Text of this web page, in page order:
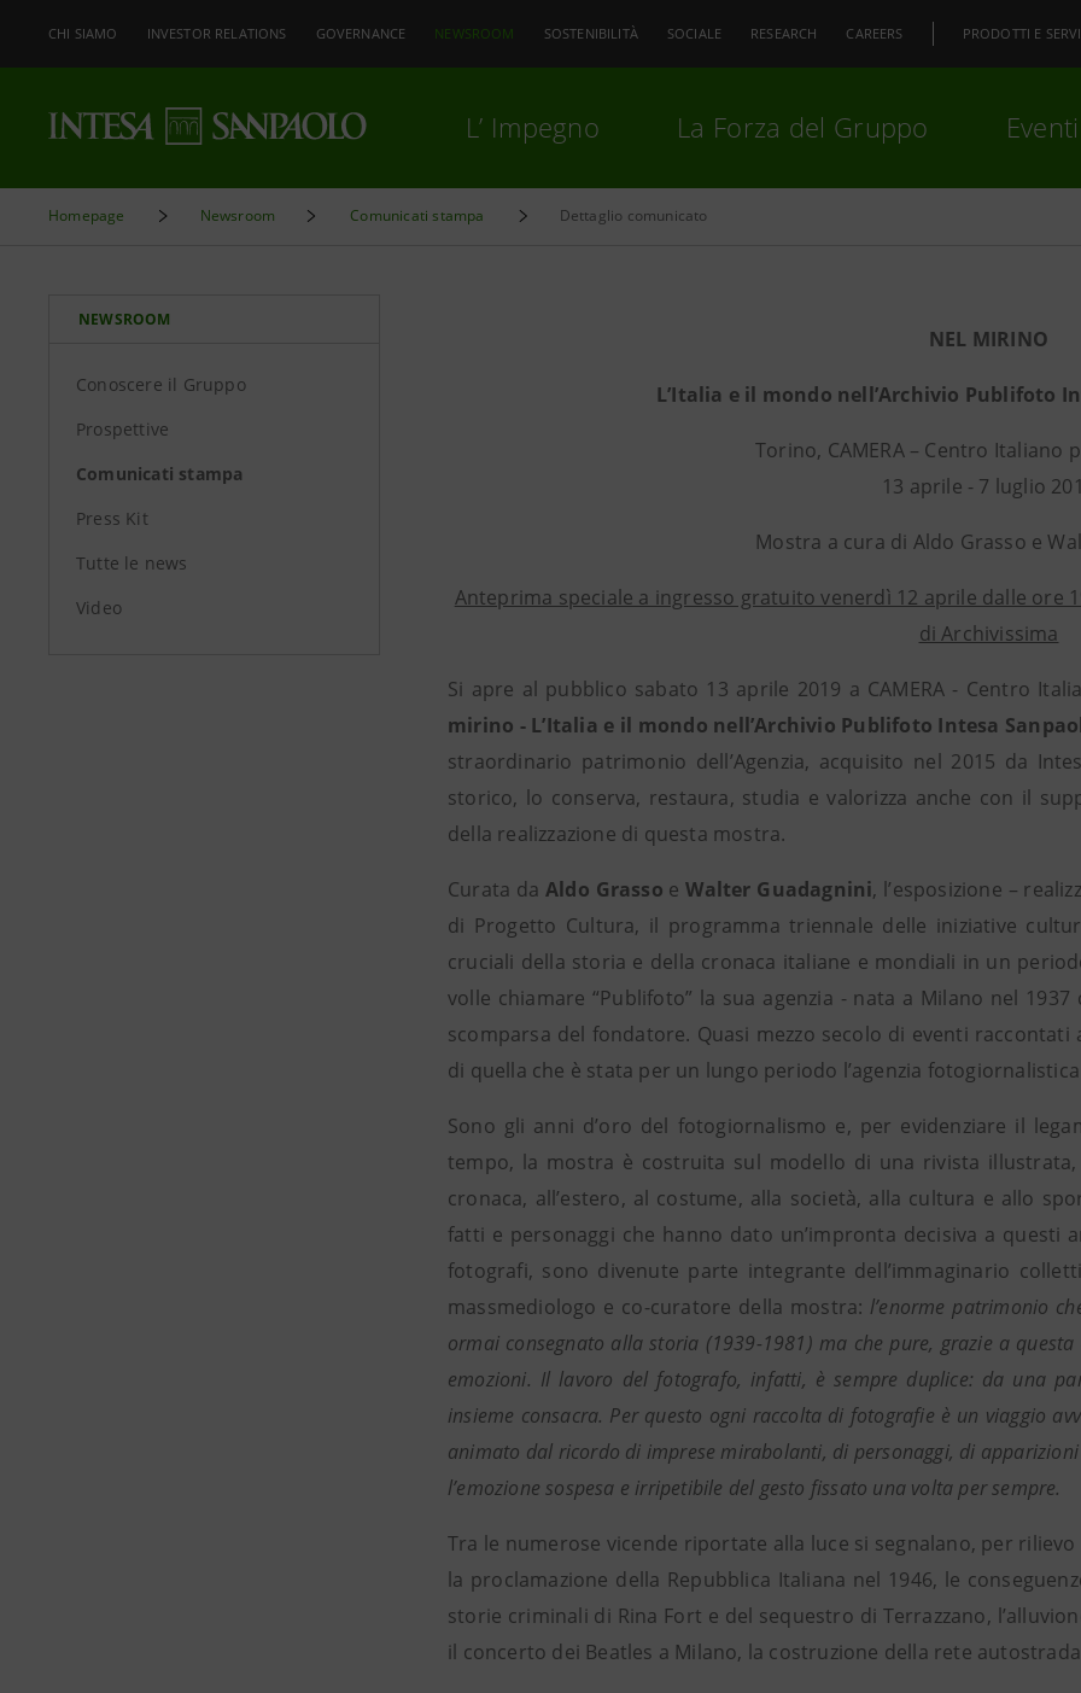
CHI SIAMO INVESTOR RELATIONS GOVERNANCE NEWSROOM SOSTENIBILITÀ SOCIALE RESEARCH CAREERS PRODOTTI E
L’ Impegno La Forza del Gruppo
Homepage Newsroom Comunicati stampa Dettaglio comunicato
NEWSROOM
Conoscere il Gruppo
Prospettive
Comunicati stampa
Press Kit
Tutte le news
Video
NEL MIRINO
L’Italia e il mondo nell’Archivio Publifoto
Torino, CAMERA – Centro Italiano
13 aprile - 7 luglio
Mostra a cura di Aldo Grasso e
Anteprima speciale a ingresso gratuito venerdì 12 aprile dalle ore
di Archivissima
Si apre al pubblico sabato 13 aprile 2019 a CAMERA - Centro
mirino - L’Italia e il mondo nell’Archivio Publifoto Intesa
straordinario patrimonio dell’Agenzia, acquisito nel 2015 da
storico, lo conserva, restaura, studia e valorizza anche con il
della realizzazione di questa mostra.
Curata daAldo Grasso eWalter Guadagnini, l’esposizione –
di Progetto Cultura, il programma triennale delle iniziative
cruciali della storia e della cronaca italiane e mondiali in un
volle chiamare “Publifoto” la sua agenzia - nata a Milano nel
scomparsa del fondatore. Quasi mezzo secolo di eventi raccontati
di quella che è stata per un lungo periodo l’agenzia
Sono gli anni d’oro del fotogiornalismo e, per evidenziare il
tempo, la mostra è costruita sul modello di una rivista
cronaca, all’estero, al costume, alla società, alla cultura e allo
fatti e personaggi che hanno dato un’impronta decisiva a questi
fotografi, sono divenute parte integrante dell’immaginario
massmediologo e co-curatore della mostra: l’enorme patrimonio
ormai consegnato alla storia (1939-1981) ma che pure, grazie a
emozioni. Il lavoro del fotografo, infatti, è sempre duplice: da una
insieme consacra. Per questo ogni raccolta di fotografie è un viaggio
animato dal ricordo di imprese mirabolanti, di personaggi, di
l’emozione sospesa e irripetibile del gesto fissato una volta per sempre.
Tra le numerose vicende riportate alla luce si segnalano, per
la proclamazione della Repubblica Italiana nel 1946, le
storie criminali di Rina Fort e del sequestro di Terrazzano,
il concerto dei Beatles a Milano, la costruzione della rete